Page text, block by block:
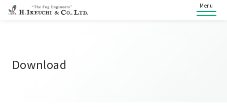
Menu
Download